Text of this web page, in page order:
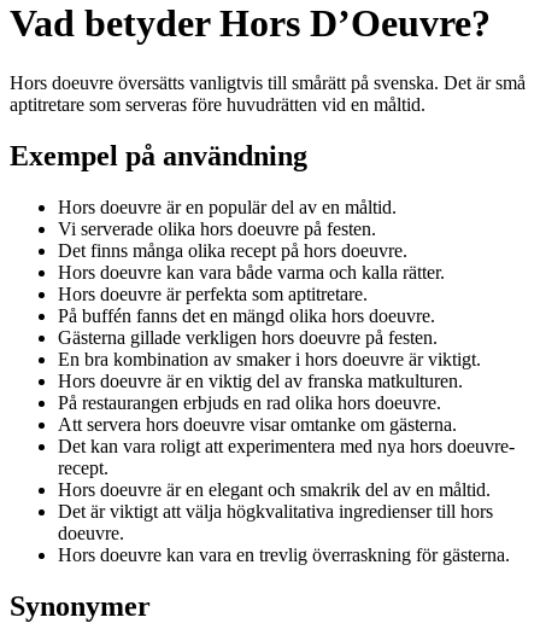
Vad betyder Hors D’Oeuvre?
Hors doeuvre översätts vanligtvis till smårätt på svenska. Det är små
aptitretare som serveras före huvudrätten vid en måltid.
Exempel på användning
Hors doeuvre är en populär del av en måltid.
Vi serverade olika hors doeuvre på festen.
Det finns många olika recept på hors doeuvre.
Hors doeuvre kan vara både varma och kalla rätter.
Hors doeuvre är perfekta som aptitretare.
På buffén fanns det en mängd olika hors doeuvre.
Gästerna gillade verkligen hors doeuvre på festen.
En bra kombination av smaker i hors doeuvre är viktigt.
Hors doeuvre är en viktig del av franska matkulturen.
På restaurangen erbjuds en rad olika hors doeuvre.
Att servera hors doeuvre visar omtanke om gästerna.
Det kan vara roligt att experimentera med nya hors doeuvre-
recept.
Hors doeuvre är en elegant och smakrik del av en måltid.
Det är viktigt att välja högkvalitativa ingredienser till hors
doeuvre.
Hors doeuvre kan vara en trevlig överraskning för gästerna.
Synonymer